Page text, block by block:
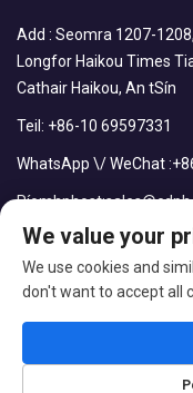
Add : Seomra 1207-
Longfor Haikou Times
Cathair Haikou, An tSín
Teil: +86-10 69597331
WhatsApp \/ WeChat :
Ríomhphost:
We value your
We use cookies and
don't want to accept all